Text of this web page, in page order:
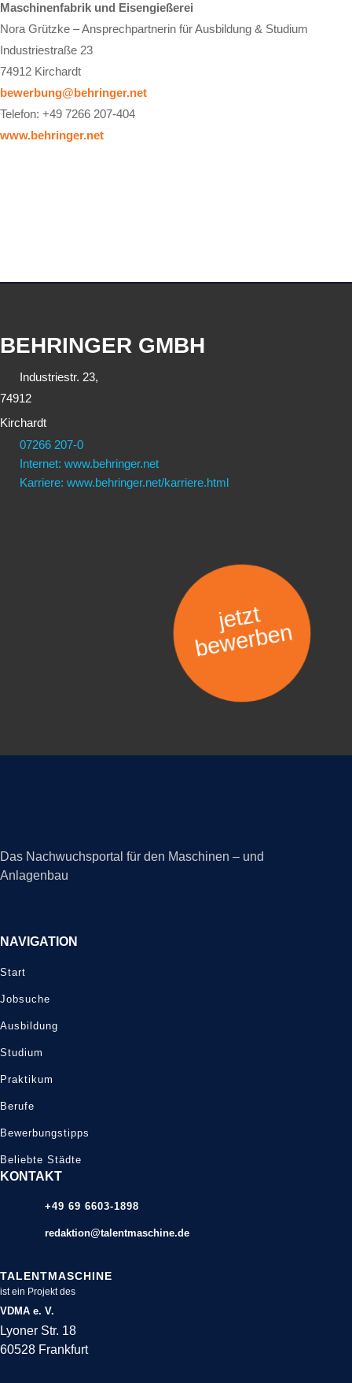
Maschinenfabrik und Eisengießerei
Nora Grützke – Ansprechpartnerin für Ausbildung & Studium
Industriestraße 23
74912 Kirchardt
bewerbung@behringer.net
Telefon: +49 7266 207-404
www.behringer.net
BEHRINGER GMBH
Industriestr. 23,
74912
Kirchardt
07266 207-0
Internet: www.behringer.net
Karriere: www.behringer.net/karriere.html
jetzt
bewerben
Das Nachwuchsportal für den Maschinen – und
Anlagenbau
NAVIGATION
Start
Jobsuche
Ausbildung
Studium
Praktikum
Berufe
Bewerbungstipps
Beliebte Städte
KONTAKT
+49 69 6603-1898
redaktion@talentmaschine.de
TALENTMASCHINE
ist ein Projekt des
VDMA e. V.
Lyoner Str. 18
60528 Frankfurt